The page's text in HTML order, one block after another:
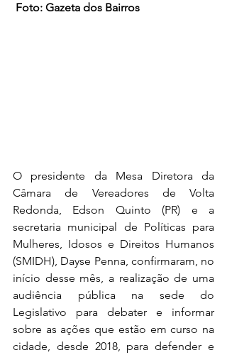
Foto: Gazeta dos Bairros
O presidente da Mesa Diretora da
Câmara de Vereadores de Volta
Redonda, Edson Quinto (PR) e a
secretaria municipal de Políticas para
Mulheres, Idosos e Direitos Humanos
(SMIDH), Dayse Penna, confirmaram, no
início desse mês, a realização de uma
audiência pública na sede do
Legislativo para debater e informar
sobre as ações que estão em curso na
cidade, desde 2018, para defender e